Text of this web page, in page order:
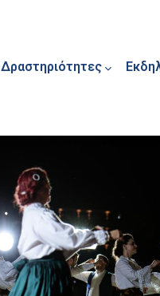
Δραστηριότητες